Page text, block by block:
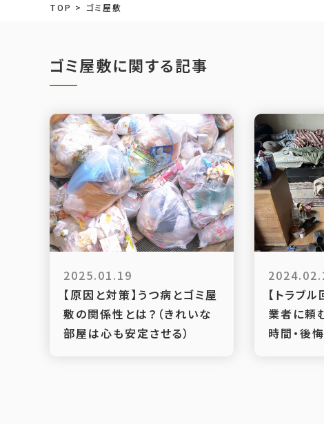
TOP > ゴミ屋敷
ゴミ屋敷に関する記事
2025.01.19
【原因と対策】うつ病とゴミ屋
敷の関係性とは？（きれいな
部屋は心も安定させる）
【トラブ
業者に頼
時間・後